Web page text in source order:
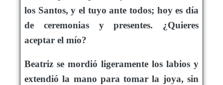
los Santos, y el tuyo ante todos; hoy es día
de ceremonias y presentes. ¿Quieres
aceptar el mío?
Beatriz se mordió ligeramente los labios y
extendió la mano para tomar la joya, sin